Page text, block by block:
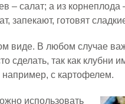
– салат; а из
запекают, готовят
виде. В любом случае
сделать, так как
с картофелем.
использовать